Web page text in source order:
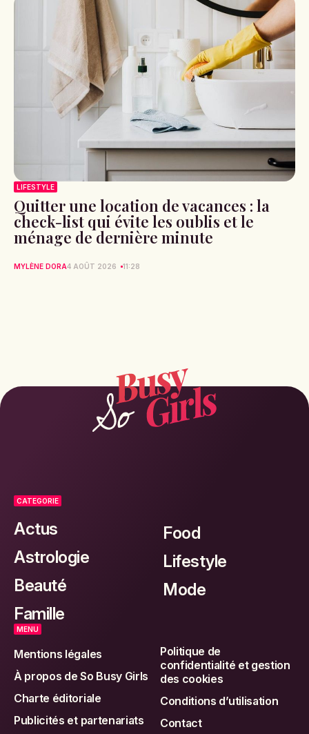
LIFESTYLE
Quitter une location de vacances : la
check-list qui évite les oublis et le
ménage de dernière minute
MYLÈNE DORA4 AOÛT 2026 11:28
CATEGORIE
Actus
Astrologie
Beauté
Famille
Food
Lifestyle
Mode
MENU
Mentions légales
À propos de So Busy Girls
Charte éditoriale
Publicités et partenariats
Politique de
confidentialité et gestion
des cookies
Conditions d’utilisation
Contact